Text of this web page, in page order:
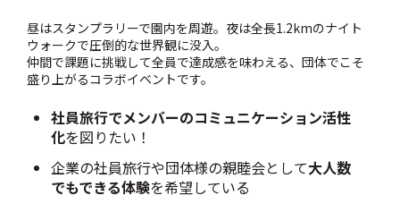
昼はスタンプラリーで園内を周遊。夜は全長1.2kmのナイト
ウォークで圧倒的な世界観に没入。
仲間で課題に挑戦して全員で達成感を味わえる、団体でこそ
盛り上がるコラボイベントです。
社員旅行でメンバーのコミュニケーション活性
化を図りたい！
企業の社員旅行や団体様の親睦会として大人数
でもできる体験を希望している